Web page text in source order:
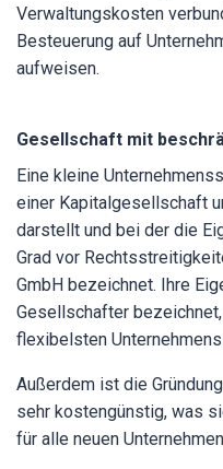
Verwaltungskosten
Besteuerung auf
aufweisen.
Gesellschaft mit
Eine kleine
einer Kapitalgesellschaft
darstellt und bei der die
Grad vor
GmbH bezeichnet. Ihre
Gesellschafter
flexibelsten
Außerdem ist die
sehr kostengünstig, was
für alle neuen